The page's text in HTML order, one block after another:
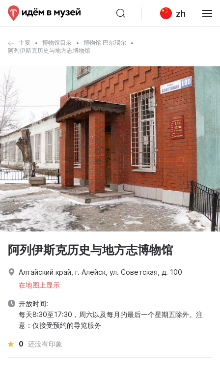
zh
主要 博物馆目录
博物馆 巴尔瑙尔
阿列伊斯克历史与地方志博物馆
阿列伊斯克历史与地方志博物馆
Алтайский край, г. Алейск, ул. Советская, д. 100
在地图上显示
开放时间:
每天8:30至17:30，周六以及每月的最后一个星期五除外。注
意：仅接受预约的导览服务
0 还没有印象